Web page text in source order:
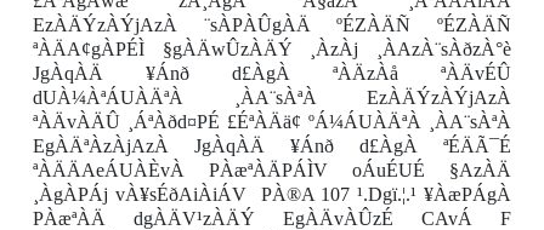
EzÀÄÝzÀÝjAzÀ ¨sÀPÀÛgÀÄ ºÉZÀÄÑ ºÉZÀÄÑ
ªÀÄA¢gÀPÉÌ §gÀÄwÛzÀÄÝ ¸ÀzÀj ¸ÀAzÀ¨sÀðzÀ°è
JgÀqÀÄ ¥Ánð d£ÀgÀ ªÀÄzÀå ªÀÄvÉÛ
dUÀ¼ÀªÁUÀÄªÀ ¸ÀA¨sÀªÀ EzÀÄÝzÀÝjAzÀ
ªÀÄvÀÄÛ ¸ÁªÀðd¤PÉ £ÉªÀÄä¢ ºÁ¼ÁUÀÄªÀ ¸ÀA¨sÀªÀ
EgÀÄªÀzÀjAzÀ JgÀqÀÄ ¥Ánð d£ÀgÀ ªÉÄÃ¯É
ªÀÄÄAeÁUÀÈvÀ PÀæªÀÄPÁÌV oÁuÉUÉ §AzÀÄ
¸ÀgÀPÁj vÀ¥sÉðAiÀiÁV
PÀ®A 107 ¹.Dgï.¦.¹ ¥ÀæPÁgÀ
PÀæªÀÄ dgÀÄV¹zÀÄÝ EgÀÄvÀÛzÉ CAvÁ F